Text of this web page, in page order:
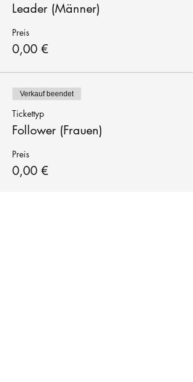
Leader (Männer)
Preis
0,00 €
Verkauf beendet
Tickettyp
Follower (Frauen)
Preis
0,00 €